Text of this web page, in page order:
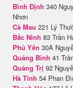
Bình Định 340
Nhơn
Cà Mau 221 Lý
Bắc Ninh 83 Trần
Phú Yên 30A
Quảng Bình 41
Quảng Trị 92
Hà Tĩnh 54 Phan